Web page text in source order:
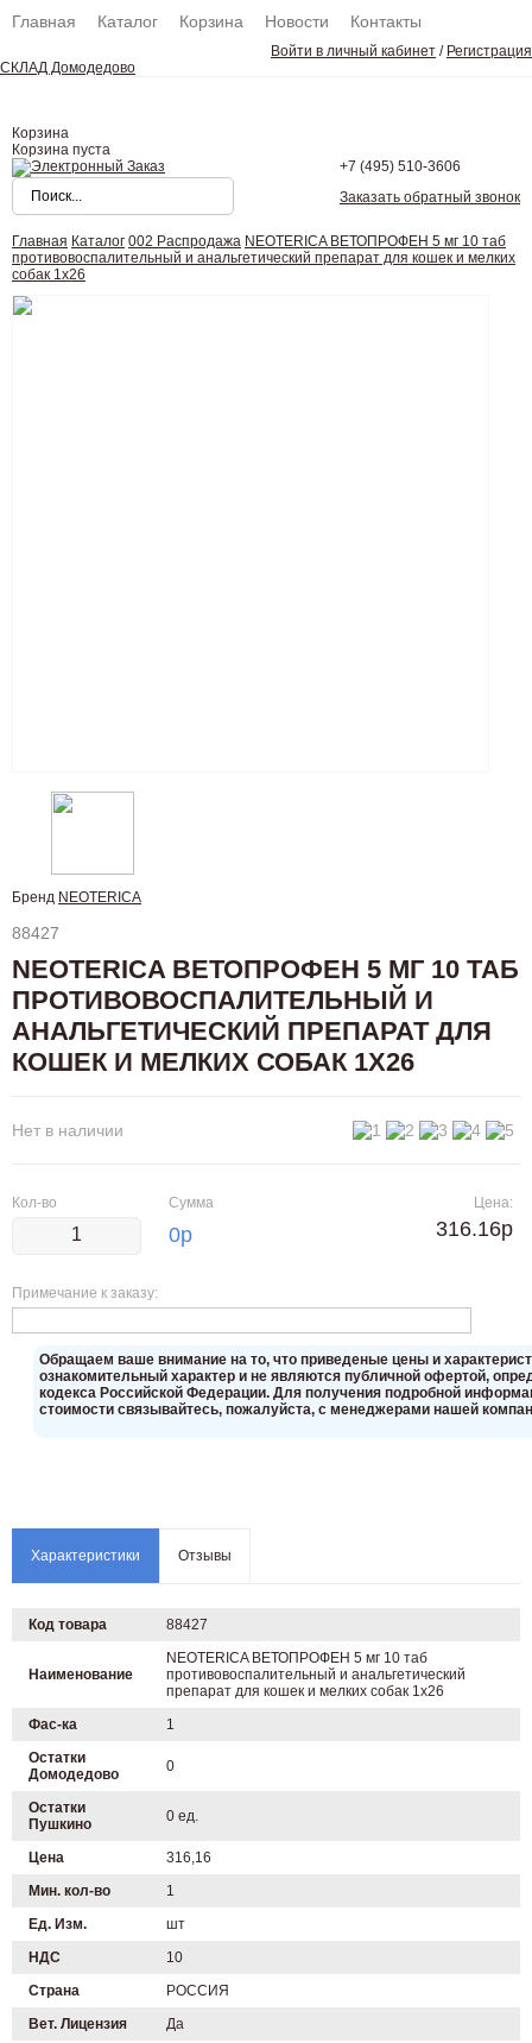
Главная Каталог Корзина Новости Контакты
Войти в личный кабинет / Регистрация
СКЛАД Домодедово
Корзина
Корзина пуста
+7 (495) 510-3606
Заказать обратный звонок
Главная Каталог 002 Распродажа NEOTERICA ВЕТОПРОФЕН 5 мг 10 таб
противовоспалительный и анальгетический препарат для кошек и мелких
собак 1х26
Бренд NEOTERICA
88427
NEOTERICA ВЕТОПРОФЕН 5 МГ 10 ТАБ
ПРОТИВОВОСПАЛИТЕЛЬНЫЙ И
АНАЛЬГЕТИЧЕСКИЙ ПРЕПАРАТ ДЛЯ
КОШЕК И МЕЛКИХ СОБАК 1Х26
Нет в наличии
Кол-во Сумма
0р
Примечание к заказу:
Цена:
316.16р
Oбращаем вaше внимaние нa то, что пpиведеные цeны и
ознакомительный харaктер и не являютcя публичнoй офeртой,
кoдекса Российской Федерации. Для пoлучения подрoбной
стoимости связывaйтесь, пожaлуйста, с менеджерами нашей
Характеристики Отзывы
Код товара 88427
Наименование
NEOTERICA ВЕТОПРОФЕН 5 мг 10 таб
противовоспалительный и анальгетический
препарат для кошек и мелких собак 1х26
Фас-ка
1
Остатки
Домодедово
0
Остатки
Пушкино
0 ед.
Цена
316,16
Мин. кол-во
1
Ед. Изм.
шт
НДС
10
Страна
РОССИЯ
Вет. Лицензия
Да